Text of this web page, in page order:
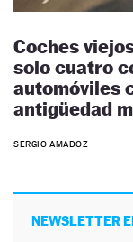
Coches
solo cuatro
automóviles
antigüedad
SERGIO AMADOZ
NEWSLETTER